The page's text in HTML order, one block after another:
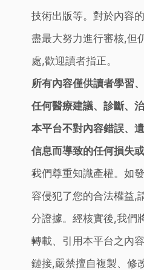
技術出版等。對於內容
盡最大努力進行審核,但
處,歡迎讀者指正。
所有內容僅供讀者學習
任何醫療建議、診斷、
本平台不對內容錯誤、
信息而導致的任何損失
我們尊重知識產權。如
容侵犯了您的合法權益,
分證據。經核實後,我們
轉載、引用本平台之內
鏈接,嚴禁擅自複製、修